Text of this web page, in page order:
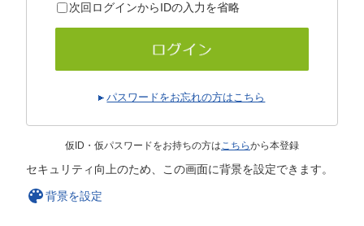
次回ログインからIDの入力を省略
パスワードをお忘れの方はこちら
仮ID・仮パスワードをお持ちの方はこちらから本登録
セキュリティ向上のため、この画面に背景を設定できます。
背景を設定